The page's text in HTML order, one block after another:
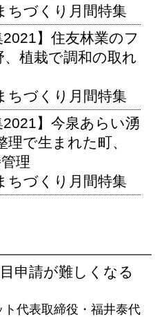
ちづくり月間特集
】住友林業のフ
植栽で調和の取れ
ちづくり月間特集
2021】今泉あらい湧
理で生まれた町、
理
ちづくり月間特集
申請が難しくなる
ト代表取締役・福井泰代